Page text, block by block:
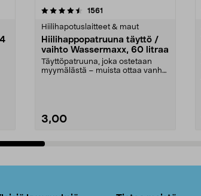
1561
Hiilihapotuslaitteet & maut
Hiilihappopatruuna täyttö /
vaihto Wassermaxx, 60 litraa
Täyttöpatruuna, joka ostetaan
myymälästä – muista ottaa vanha
3,00
4.5viidestä